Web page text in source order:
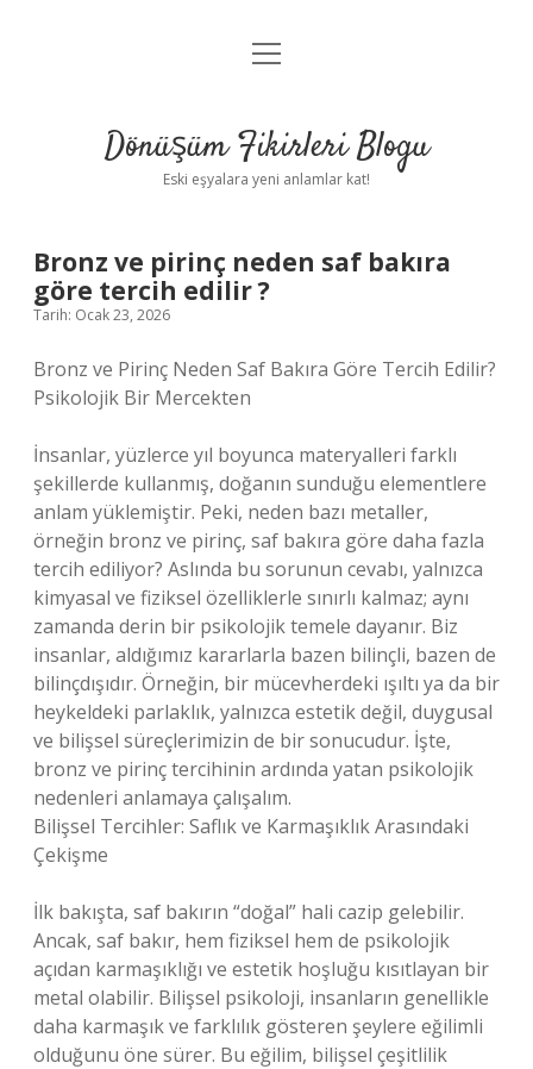
Anasayfa
Yasal Uyarı
menüyü
Dönüşüm Fikirleri Blogu
Eski eşyalara yeni anlamlar kat!
Bronz ve pirinç neden saf bakıra
göre tercih edilir ?
Tarih: Ocak 23, 2026
Bronz ve Pirinç Neden Saf Bakıra Göre Tercih Edilir?
Psikolojik Bir Mercekten
İnsanlar, yüzlerce yıl boyunca materyalleri farklı
şekillerde kullanmış, doğanın sunduğu elementlere
anlam yüklemiştir. Peki, neden bazı metaller,
örneğin bronz ve pirinç, saf bakıra göre daha fazla
tercih ediliyor? Aslında bu sorunun cevabı, yalnızca
kimyasal ve fiziksel özelliklerle sınırlı kalmaz; aynı
zamanda derin bir psikolojik temele dayanır. Biz
insanlar, aldığımız kararlarla bazen bilinçli, bazen de
bilinçdışıdır. Örneğin, bir mücevherdeki ışıltı ya da bir
heykeldeki parlaklık, yalnızca estetik değil, duygusal
ve bilişsel süreçlerimizin de bir sonucudur. İşte,
bronz ve pirinç tercihinin ardında yatan psikolojik
nedenleri anlamaya çalışalım.
Bilişsel Tercihler: Saflık ve Karmaşıklık Arasındaki
Çekişme
İlk bakışta, saf bakırın “doğal” hali cazip gelebilir.
Ancak, saf bakır, hem fiziksel hem de psikolojik
açıdan karmaşıklığı ve estetik hoşluğu kısıtlayan bir
metal olabilir. Bilişsel psikoloji, insanların genellikle
daha karmaşık ve farklılık gösteren şeylere eğilimli
olduğunu öne sürer. Bu eğilim, bilişsel çeşitlilik